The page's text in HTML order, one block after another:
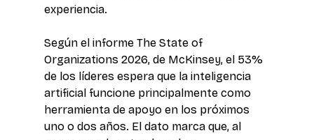
experiencia.
Según el informe The State of
Organizations 2026, de McKinsey, el 53%
de los líderes espera que la inteligencia
artificial funcione principalmente como
herramienta de apoyo en los próximos
uno o dos años. El dato marca que, al